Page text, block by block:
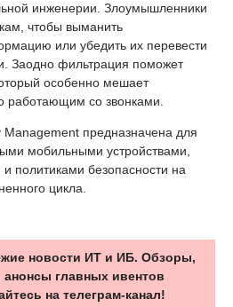
инженерии. Злоумышленники
чтобы выманить
или убедить их перевести
Заодно фильтрация поможет
особенно мешает
работающим со звонками.
предназначена для
мобильными устройствами,
политиками безопасности на
цикла.
новости ИТ и ИБ. Обзоры,
анонсы главных ивентов
на телеграм-канал!